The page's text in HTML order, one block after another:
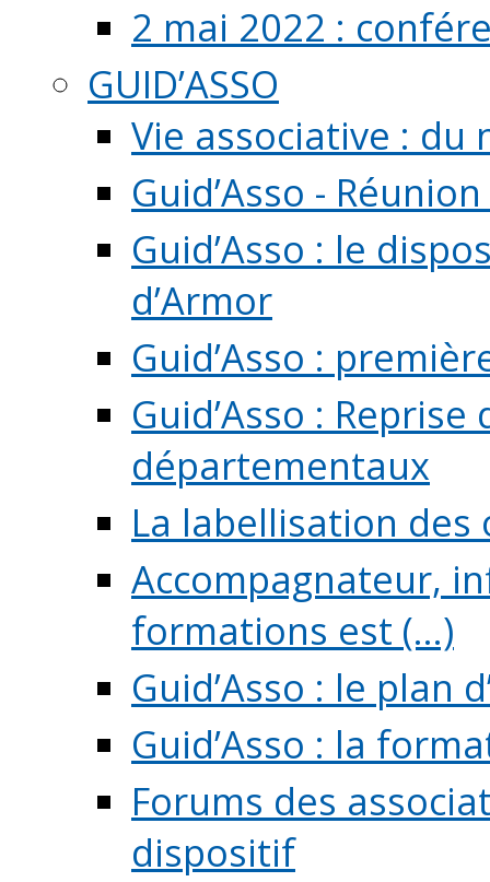
2 mai 2022 :
GUID’ASSO
Vie associative : du
Guid’Asso -
Guid’Asso : le
d’Armor
Guid’Asso :
Guid’Asso :
départementaux
La labellisation
Accompagnateur,
formations est (...)
Guid’Asso : le plan
Guid’Asso : la
Forums des
dispositif